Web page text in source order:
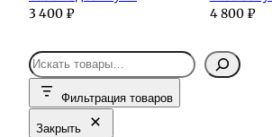
3 400 ₽
4 800 ₽
П
о
и
Фильтрация товаров
Закрыть